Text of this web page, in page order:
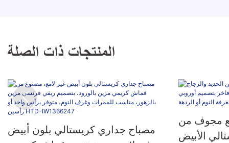
المنتجات ذات الصلة
مصباح جداري كريستالي بلون أبيض
مجوف من
الأبيض